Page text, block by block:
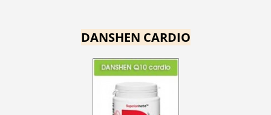
DANSHEN CARDIO